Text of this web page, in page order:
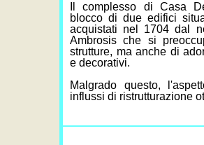
Il complesso di Casa
blocco di due edifici
acquistati nel 1704 dal
Ambrosis che si
strutture, ma anche di
e decorativi.
Malgrado questo,
influssi di ristrutturazione